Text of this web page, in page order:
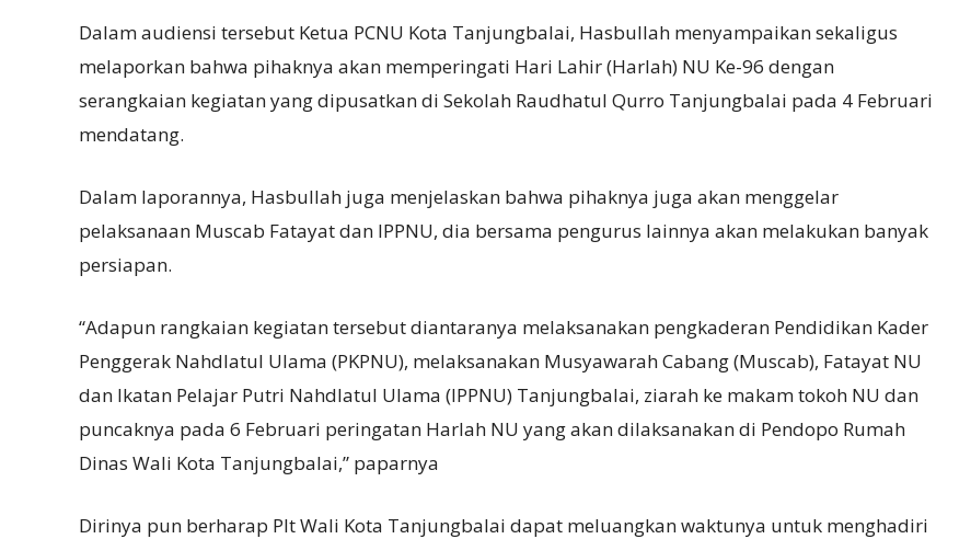
Dalam audiensi tersebut Ketua PCNU Kota Tanjungbalai, Hasbullah menyampaikan sekaligus
melaporkan bahwa pihaknya akan memperingati Hari Lahir (Harlah) NU Ke-96 dengan
serangkaian kegiatan yang dipusatkan di Sekolah Raudhatul Qurro Tanjungbalai pada 4 Februari
mendatang.
Dalam laporannya, Hasbullah juga menjelaskan bahwa pihaknya juga akan menggelar
pelaksanaan Muscab Fatayat dan IPPNU, dia bersama pengurus lainnya akan melakukan banyak
persiapan.
“Adapun rangkaian kegiatan tersebut diantaranya melaksanakan pengkaderan Pendidikan Kader
Penggerak Nahdlatul Ulama (PKPNU), melaksanakan Musyawarah Cabang (Muscab), Fatayat NU
dan Ikatan Pelajar Putri Nahdlatul Ulama (IPPNU) Tanjungbalai, ziarah ke makam tokoh NU dan
puncaknya pada 6 Februari peringatan Harlah NU yang akan dilaksanakan di Pendopo Rumah
Dinas Wali Kota Tanjungbalai,” paparnya
Dirinya pun berharap Plt Wali Kota Tanjungbalai dapat meluangkan waktunya untuk menghadiri